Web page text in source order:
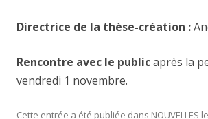
Directrice de la thèse-création :
Rencontre avec le publicaprès la
vendredi 1 novembre.
Cette entrée a été publiée dans NOUVELLES le